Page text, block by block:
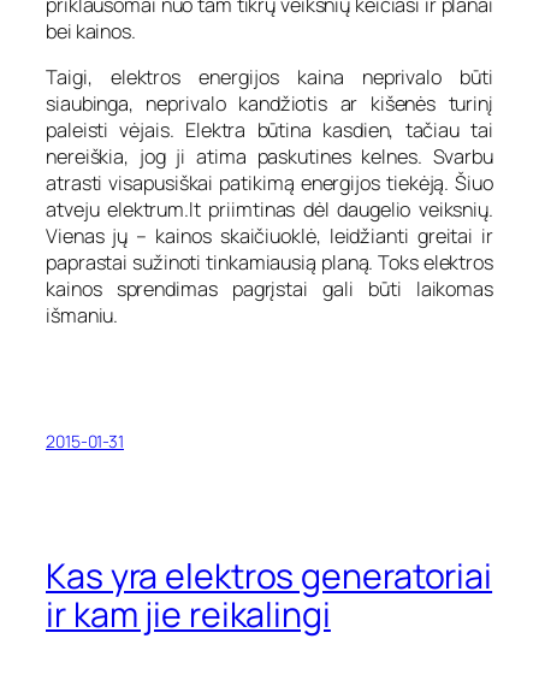
bei kainos.
Taigi, elektros energijos kaina neprivalo būti
siaubinga, neprivalo kandžiotis ar kišenės turinį
paleisti vėjais. Elektra būtina kasdien, tačiau tai
nereiškia, jog ji atima paskutines kelnes. Svarbu
atrasti visapusiškai patikimą energijos tiekėją. Šiuo
atveju elektrum.lt priimtinas dėl daugelio veiksnių.
Vienas jų – kainos skaičiuoklė, leidžianti greitai ir
paprastai sužinoti tinkamiausią planą. Toks elektros
kainos sprendimas pagrįstai gali būti laikomas
išmaniu.
2015-01-31
Kas yra elektros generatoriai
ir kam jie reikalingi